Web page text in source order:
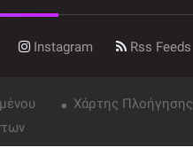
Instagram Rss Feeds
Χάρτης Πλοήγησης